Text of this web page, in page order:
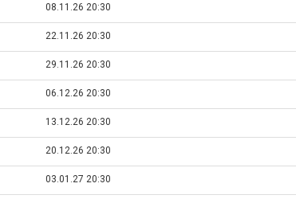
08.11.26 20:30
22.11.26 20:30
29.11.26 20:30
06.12.26 20:30
13.12.26 20:30
20.12.26 20:30
03.01.27 20:30